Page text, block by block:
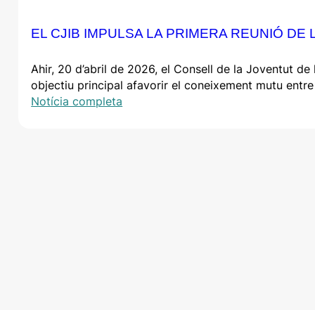
EL CJIB IMPULSA LA PRIMERA REUNIÓ DE
Ahir, 20 d’abril de 2026, el Consell de la Joventut
objectiu principal afavorir el coneixement mutu
Notícia completa